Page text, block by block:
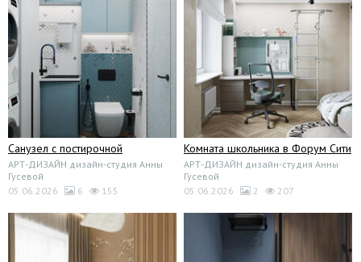
Санузел с постирочной
АРТ-ДИЗАЙН дизайн-студия Анны
Гусевой
05.06.2026
6 155
Комната школьника в Форум Сити
АРТ-ДИЗАЙН дизайн-студия Анны
Гусевой
05.06.2026
2 207